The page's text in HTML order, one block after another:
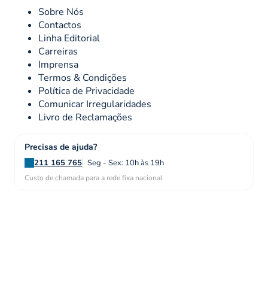
Sobre Nós
Contactos
Linha Editorial
Carreiras
Imprensa
Termos & Condições
Política de Privacidade
Comunicar Irregularidades
Livro de Reclamações
Precisas de ajuda?
211 165 765 Seg - Sex: 10h às 19h
Custo de chamada para a rede fixa nacional